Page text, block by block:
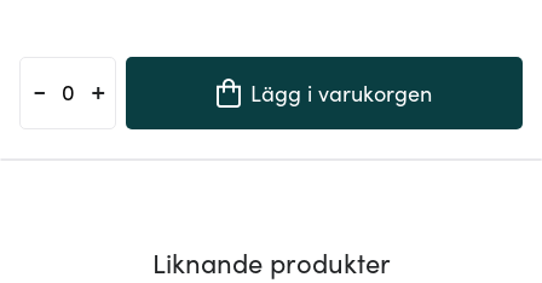
- + Lägg i varukorgen
Liknande produkter